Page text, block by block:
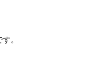
。